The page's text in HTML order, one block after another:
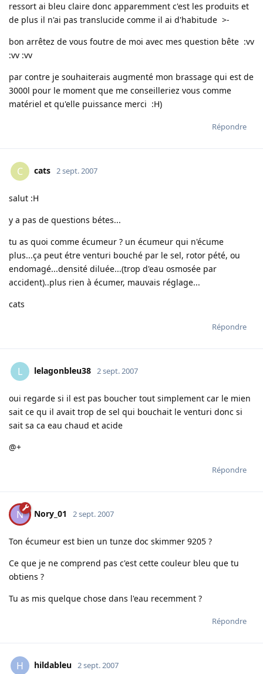
ressort ai bleu claire donc apparemment c'est les produits et
de plus il n'ai pas translucide comme il ai d'habitude >-
bon arrêtez de vous foutre de moi avec mes question bête :vv
:vv :vv
par contre je souhaiterais augmenté mon brassage qui est de
3000l pour le moment que me conseilleriez vous comme
matériel et qu'elle puissance merci :H)
Répondre
C cats 2 sept. 2007
salut :H
y a pas de questions bétes...
tu as quoi comme écumeur ? un écumeur qui n'écume
plus...ça peut étre venturi bouché par le sel, rotor pété, ou
endomagé...densité diluée...(trop d'eau osmosée par
accident)..plus rien à écumer, mauvais réglage...
cats
Répondre
L lelagonbleu38 2 sept. 2007
oui regarde si il est pas boucher tout simplement car le mien
sait ce qu il avait trop de sel qui bouchait le venturi donc si
sait sa ca eau chaud et acide
@+
Répondre
N Nory_01 2 sept. 2007
Ton écumeur est bien un tunze doc skimmer 9205 ?
Ce que je ne comprend pas c'est cette couleur bleu que tu
obtiens ?
Tu as mis quelque chose dans l'eau recemment ?
Répondre
H hildableu 2 sept. 2007